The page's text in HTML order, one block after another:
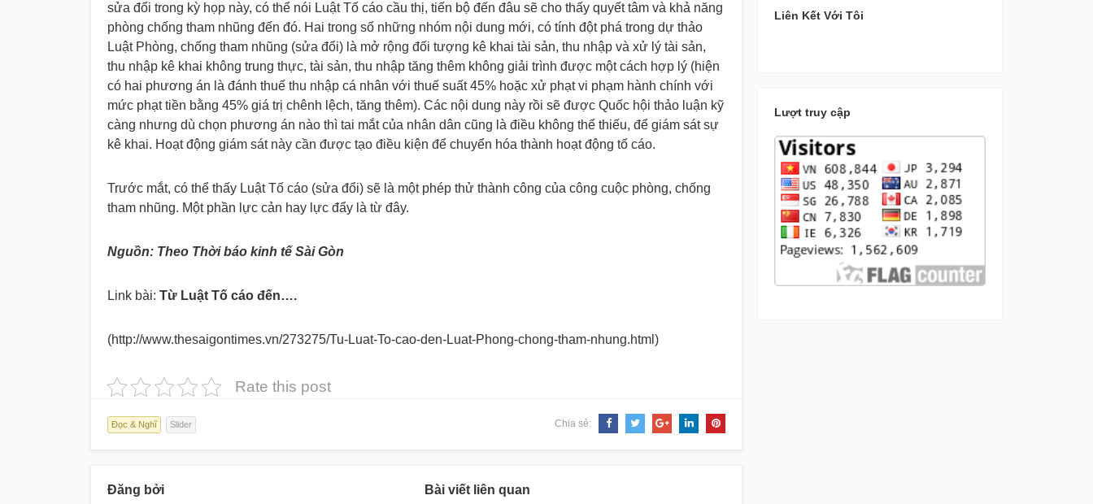
sửa đổi trong kỳ họp này, có thể nói Luật Tố cáo cầu thị, tiến bộ đến đâu sẽ cho thấy quyết tâm và khả năng
phòng chống tham nhũng đến đó. Hai trong số những nhóm nội dung mới, có tính đột phá trong dự thảo
Luật Phòng, chống tham nhũng (sửa đổi) là mở rộng đối tượng kê khai tài sản, thu nhập và xử lý tài sản,
thu nhập kê khai không trung thực, tài sản, thu nhập tăng thêm không giải trình được một cách hợp lý (hiện
có hai phương án là đánh thuế thu nhập cá nhân với thuế suất 45% hoặc xử phạt vi phạm hành chính với
mức phạt tiền bằng 45% giá trị chênh lệch, tăng thêm). Các nội dung này rồi sẽ được Quốc hội thảo luận kỹ
càng nhưng dù chọn phương án nào thì tai mắt của nhân dân cũng là điều không thể thiếu, để giám sát sự
kê khai. Hoạt động giám sát này cần được tạo điều kiện để chuyển hóa thành hoạt động tố cáo.
Trước mắt, có thể thấy Luật Tố cáo (sửa đổi) sẽ là một phép thử thành công của công cuộc phòng, chống
tham nhũng. Một phần lực cản hay lực đẩy là từ đây.
Nguồn: Theo Thời báo kinh tế Sài Gòn
Link bài: Từ Luật Tố cáo đến….
(http://www.thesaigontimes.vn/273275/Tu-Luat-To-cao-den-Luat-Phong-chong-tham-nhung.html)
Rate this post
Đọc & Nghĩ Slider Chia sẻ:
Đăng bởi Bài viết liên quan
Liên Kết Với Tôi
Lượt truy cập